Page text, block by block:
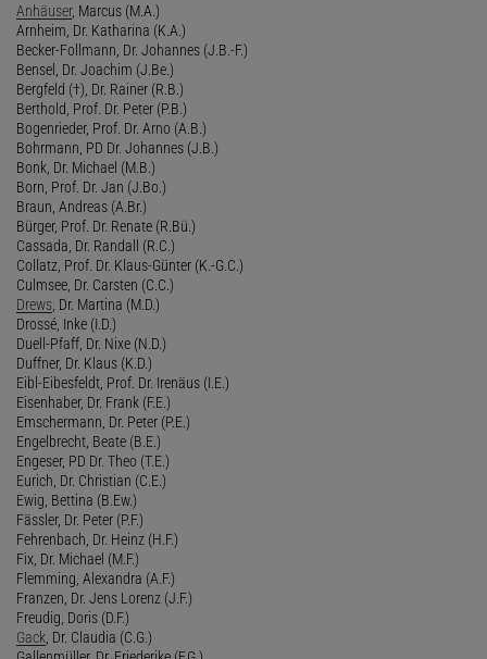
Anhäuser, Marcus (M.A.)
Arnheim, Dr. Katharina (K.A.)
Becker-Follmann, Dr. Johannes (J.B.-F.)
Bensel, Dr. Joachim (J.Be.)
Bergfeld (†), Dr. Rainer (R.B.)
Berthold, Prof. Dr. Peter (P.B.)
Bogenrieder, Prof. Dr. Arno (A.B.)
Bohrmann, PD Dr. Johannes (J.B.)
Bonk, Dr. Michael (M.B.)
Born, Prof. Dr. Jan (J.Bo.)
Braun, Andreas (A.Br.)
Bürger, Prof. Dr. Renate (R.Bü.)
Cassada, Dr. Randall (R.C.)
Collatz, Prof. Dr. Klaus-Günter (K.-G.C.)
Culmsee, Dr. Carsten (C.C.)
Drews , Dr. Martina (M.D.)
Drossé, Inke (I.D.)
Duell-Pfaff, Dr. Nixe (N.D.)
Duffner, Dr. Klaus (K.D.)
Eibl-Eibesfeldt, Prof. Dr. Irenäus (I.E.)
Eisenhaber, Dr. Frank (F.E.)
Emschermann, Dr. Peter (P.E.)
Engelbrecht, Beate (B.E.)
Engeser, PD Dr. Theo (T.E.)
Eurich, Dr. Christian (C.E.)
Ewig, Bettina (B.Ew.)
Fässler, Dr. Peter (P.F.)
Fehrenbach, Dr. Heinz (H.F.)
Fix, Dr. Michael (M.F.)
Flemming, Alexandra (A.F.)
Franzen, Dr. Jens Lorenz (J.F.)
Freudig, Doris (D.F.)
Gack , Dr. Claudia (C.G.)